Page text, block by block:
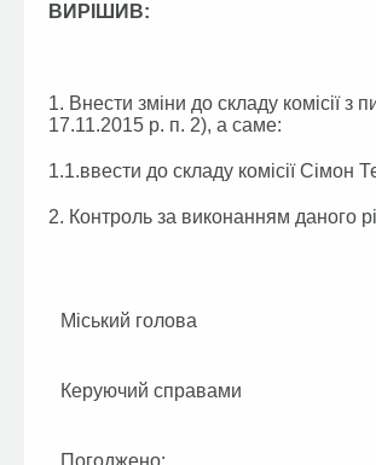
ВИРІШИВ:
1. Внести зміни до складу комісії з
17.11.2015 р. п. 2), а саме:
1.1.ввести до складу комісії Сімон
2. Контроль за виконанням даного
Міський голова
Керуючий справами
Погоджено: